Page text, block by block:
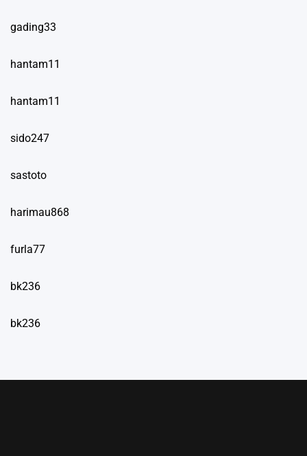
gading33
hantam11
hantam11
sido247
sastoto
harimau868
furla77
bk236
bk236